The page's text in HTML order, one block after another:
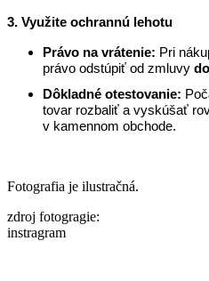
3. Využite ochrannú lehotu
Právo na vrátenie: Pri
právo odstúpiť od zmluvy
Dôkladné otestovanie:
tovar rozbaliť a vyskúšať
v kamennom obchode.
Fotografia je ilustračná.
zdroj fotogragie:
instragram